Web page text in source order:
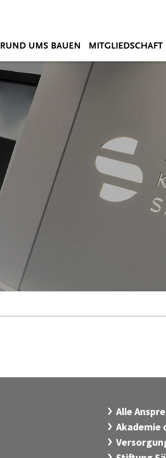
RUND UMS BAUEN MITGLIEDSCHAFT
Alle
Akademie